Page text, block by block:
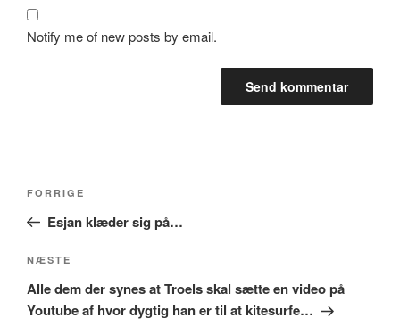
Notify me of new posts by email.
Indlægsnavigation
Forrige
indlæg
FORRIGE
Esjan klæder sig på…
Næste
indlæg
NÆSTE
Alle dem der synes at Troels skal sætte en video på
Youtube af hvor dygtig han er til at kitesurfe…